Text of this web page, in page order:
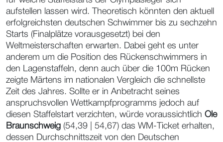
aufstellen lassen wird. Theoretisch könnten den aktuell
erfolgreichsten deutschen Schwimmer bis zu sechzehn
Starts (Finalplätze vorausgesetzt) bei den
Weltmeisterschaften erwarten. Dabei geht es unter
anderem um die Position des Rückenschwimmers in
den Lagenstaffeln, denn auch über die 100m Rücken
zeigte Märtens im nationalen Vergleich die schnellste
Zeit des Jahres. Sollte er in Anbetracht seines
anspruchsvollen Wettkampfprogramms jedoch auf
diesen Staffelstart verzichten, würde voraussichtlich Ole
Braunschweig (54,39 | 54,67) das WM-Ticket erhalten,
dessen Durchschnittszeit von den Deutschen